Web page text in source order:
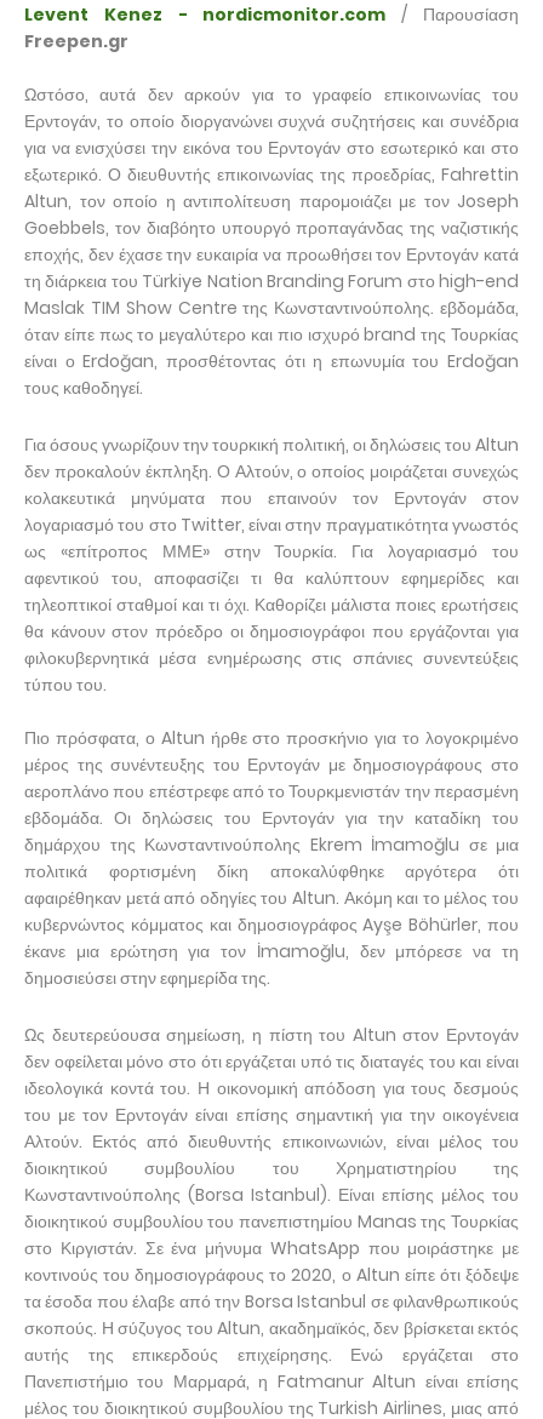
Levent Kenez - nordicmonitor.com / Παρουσίαση
Freepen.gr
Ωστόσο, αυτά δεν αρκούν για το γραφείο επικοινωνίας του
Ερντογάν, το οποίο διοργανώνει συχνά συζητήσεις και συνέδρια
για να ενισχύσει την εικόνα του Ερντογάν στο εσωτερικό και στο
εξωτερικό. Ο διευθυντής επικοινωνίας της προεδρίας, Fahrettin
Altun, τον οποίο η αντιπολίτευση παρομοιάζει με τον Joseph
Goebbels, τον διαβόητο υπουργό προπαγάνδας της ναζιστικής
εποχής, δεν έχασε την ευκαιρία να προωθήσει τον Ερντογάν κατά
τη διάρκεια του Türkiye Nation Branding Forum στο high-end
Maslak TIM Show Centre της Κωνσταντινούπολης. εβδομάδα,
όταν είπε πως το μεγαλύτερο και πιο ισχυρό brand της Τουρκίας
είναι ο Erdoğan, προσθέτοντας ότι η επωνυμία του Erdoğan
τους καθοδηγεί.
Για όσους γνωρίζουν την τουρκική πολιτική, οι δηλώσεις του Altun
δεν προκαλούν έκπληξη. Ο Αλτούν, ο οποίος μοιράζεται συνεχώς
κολακευτικά μηνύματα που επαινούν τον Ερντογάν στον
λογαριασμό του στο Twitter, είναι στην πραγματικότητα γνωστός
ως «επίτροπος ΜΜΕ» στην Τουρκία. Για λογαριασμό του
αφεντικού του, αποφασίζει τι θα καλύπτουν εφημερίδες και
τηλεοπτικοί σταθμοί και τι όχι. Καθορίζει μάλιστα ποιες ερωτήσεις
θα κάνουν στον πρόεδρο οι δημοσιογράφοι που εργάζονται για
φιλοκυβερνητικά μέσα ενημέρωσης στις σπάνιες συνεντεύξεις
τύπου του.
Πιο πρόσφατα, ο Altun ήρθε στο προσκήνιο για το λογοκριμένο
μέρος της συνέντευξης του Ερντογάν με δημοσιογράφους στο
αεροπλάνο που επέστρεφε από το Τουρκμενιστάν την περασμένη
εβδομάδα. Οι δηλώσεις του Ερντογάν για την καταδίκη του
δημάρχου της Κωνσταντινούπολης Ekrem İmamoğlu σε μια
πολιτικά φορτισμένη δίκη αποκαλύφθηκε αργότερα ότι
αφαιρέθηκαν μετά από οδηγίες του Altun. Ακόμη και το μέλος του
κυβερνώντος κόμματος και δημοσιογράφος Ayşe Böhürler, που
έκανε μια ερώτηση για τον İmamoğlu, δεν μπόρεσε να τη
δημοσιεύσει στην εφημερίδα της.
Ως δευτερεύουσα σημείωση, η πίστη του Altun στον Ερντογάν
δεν οφείλεται μόνο στο ότι εργάζεται υπό τις διαταγές του και είναι
ιδεολογικά κοντά του. Η οικονομική απόδοση για τους δεσμούς
του με τον Ερντογάν είναι επίσης σημαντική για την οικογένεια
Αλτούν. Εκτός από διευθυντής επικοινωνιών, είναι μέλος του
διοικητικού συμβουλίου του Χρηματιστηρίου της
Κωνσταντινούπολης (Borsa Istanbul). Είναι επίσης μέλος του
διοικητικού συμβουλίου του πανεπιστημίου Manas της Τουρκίας
στο Κιργιστάν. Σε ένα μήνυμα WhatsApp που μοιράστηκε με
κοντινούς του δημοσιογράφους το 2020, ο Altun είπε ότι ξόδεψε
τα έσοδα που έλαβε από την Borsa Istanbul σε φιλανθρωπικούς
σκοπούς. Η σύζυγος του Altun, ακαδημαϊκός, δεν βρίσκεται εκτός
αυτής της επικερδούς επιχείρησης. Ενώ εργάζεται στο
Πανεπιστήμιο του Μαρμαρά, η Fatmanur Altun είναι επίσης
μέλος του διοικητικού συμβουλίου της Turkish Airlines, μιας από